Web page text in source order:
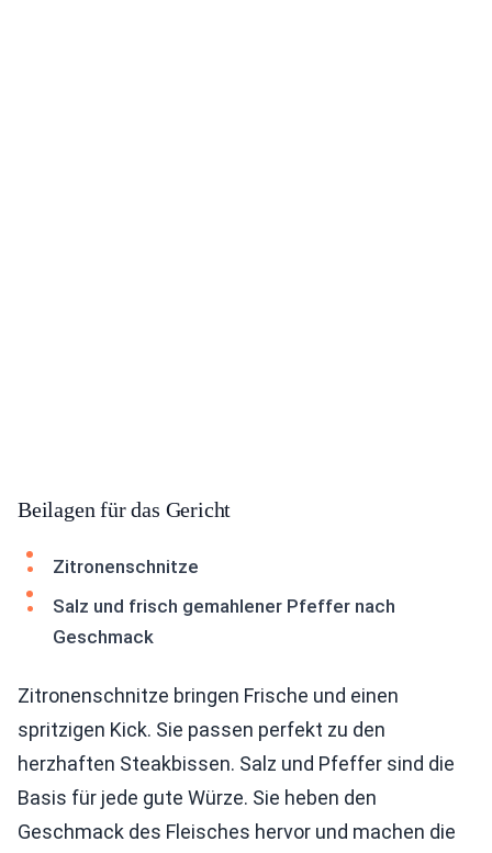
Beilagen für das Gericht
Zitronenschnitze
Salz und frisch gemahlener Pfeffer nach
Geschmack
Zitronenschnitze bringen Frische und einen
spritzigen Kick. Sie passen perfekt zu den
herzhaften Steakbissen. Salz und Pfeffer sind die
Basis für jede gute Würze. Sie heben den
Geschmack des Fleisches hervor und machen die